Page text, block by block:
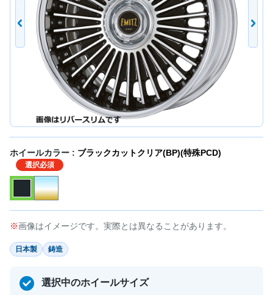
ホイールカラー : ブラックカットクリア(BP)(特殊PCD)
選択必須
画像はイメージです。実際とは異なることがあります。
日本製 鋳造
選択中のホイールサイズ